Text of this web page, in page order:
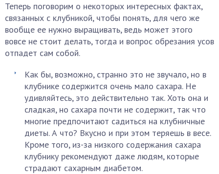
Теперь поговорим о некоторых интересных фактах,
связанных с клубникой, чтобы понять, для чего же
вообще ее нужно выращивать, ведь может этого
вовсе не стоит делать, тогда и вопрос обрезания усов
отпадет сам собой.
Как бы, возможно, странно это не звучало, но в
клубнике содержится очень мало сахара. Не
удивляйтесь, это действительно так. Хоть она и
сладкая, но сахара почти не содержит, так что
многие предпочитают садиться на клубничные
диеты. А что? Вкусно и при этом теряешь в весе.
Кроме того, из-за низкого содержания сахара
клубнику рекомендуют даже людям, которые
страдают сахарным диабетом.